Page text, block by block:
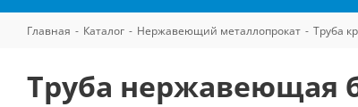
Главная - Каталог - Нержавеющий металлопрокат - Труба
Труба нержавеющая